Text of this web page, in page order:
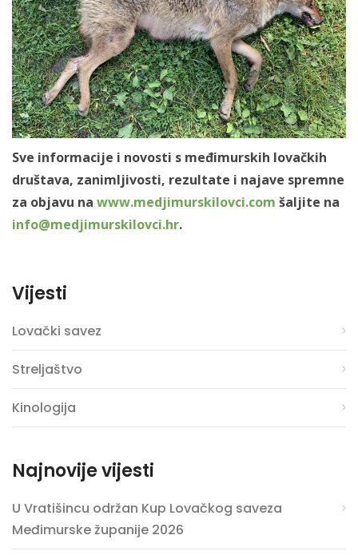
Sve informacije i novosti s međimurskih lovačkih
društava, zanimljivosti, rezultate i najave spremne
za objavu na www.medjimurskilovci.com šaljite na
info@medjimurskilovci.hr.
Vijesti
Lovački savez
Streljaštvo
Kinologija
Najnovije vijesti
U Vratišincu održan Kup Lovačkog saveza
Međimurske županije 2026